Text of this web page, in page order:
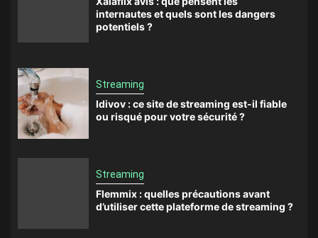
internautes et quels sont les dangers
potentiels ?
Streaming
Idivov : ce site de streaming est-il fiable
ou risqué pour votre sécurité ?
Streaming
Flemmix : quelles précautions avant
d’utiliser cette plateforme de streaming ?